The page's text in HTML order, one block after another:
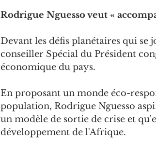
Rodrigue Nguesso veut «
Devant les défis planétaires qui se
conseiller Spécial du Président
économique du pays.
En proposant un monde éco-
population, Rodrigue Nguesso
un modèle de sortie de crise et
développement de l'Afrique.